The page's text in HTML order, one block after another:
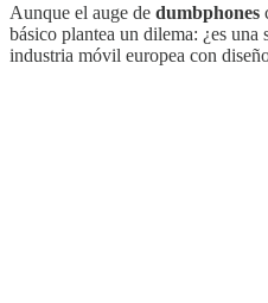
Aunque el auge de dumbphones
básico plantea un dilema: ¿es
industria móvil europea con